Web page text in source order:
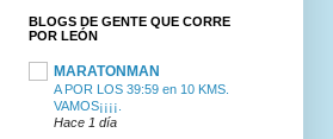
BLOGS DE GENTE QUE CORRE
POR LEÓN
MARATONMAN
A POR LOS 39:59 en 10 KMS.
VAMOS¡¡¡¡.
Hace 1 día